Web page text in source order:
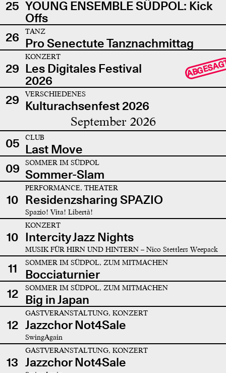
25 YOUNG ENSEMBLE SÜDPOL: Kick
Offs
26
TANZ
Pro Senectute Tanznachmittag
29
KONZERT
Les Digitales Festival
2026
29 VERSCHIEDENES
Kulturachsenfest 2026
September 2026
05 CLUB
Last Move
09
SOMMER IM SÜDPOL
Sommer-Slam
10
PERFORMANCE, THEATER
Residenzsharing SPAZIO
Spazio! Vita! Libertà!
10
KONZERT
Intercity Jazz Nights
MUSIK FÜR HIRN UND HINTERN – Nico Stettlers Weepack
11 SOMMER IM SÜDPOL, ZUM MITMACHEN
Bocciaturnier
12
SOMMER IM SÜDPOL, ZUM MITMACHEN
Big in Japan
12
GASTVERANSTALTUNG, KONZERT
Jazzchor Not4Sale
SwingAgain
13
GASTVERANSTALTUNG, KONZERT
Jazzchor Not4Sale